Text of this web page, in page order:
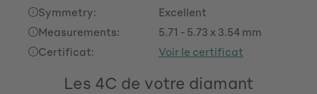
Symmetry:
Excellent
Measurements:
5.71 - 5.73 x 3.54 mm
Certificat:
Voir le certificat
Les 4C de votre diamant